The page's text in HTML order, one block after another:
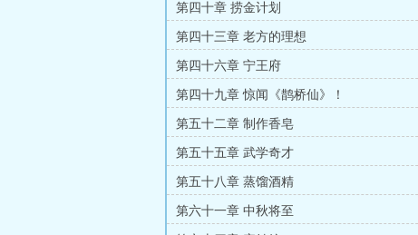
第四十章 捞金计划
第四十三章 老方的理想
第四十六章 宁王府
第四十九章 惊闻《鹊桥仙》！
第五十二章 制作香皂
第五十五章 武学奇才
第五十八章 蒸馏酒精
第六十一章 中秋将至